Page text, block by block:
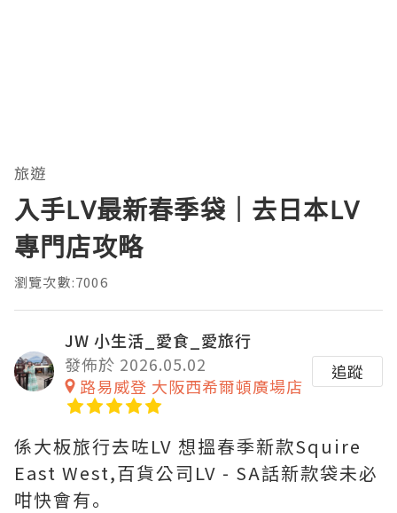
旅遊
入手LV最新春季袋｜去日本LV
專門店攻略
瀏覽次數:7006
JW 小生活_愛食_愛旅行
發佈於 2026.05.02
路易威登 大阪西希爾頓廣場店
追蹤
係大板旅行去咗LV 想搵春季新款Squire
East West,百貨公司LV - SA話新款袋未必
咁快會有｡